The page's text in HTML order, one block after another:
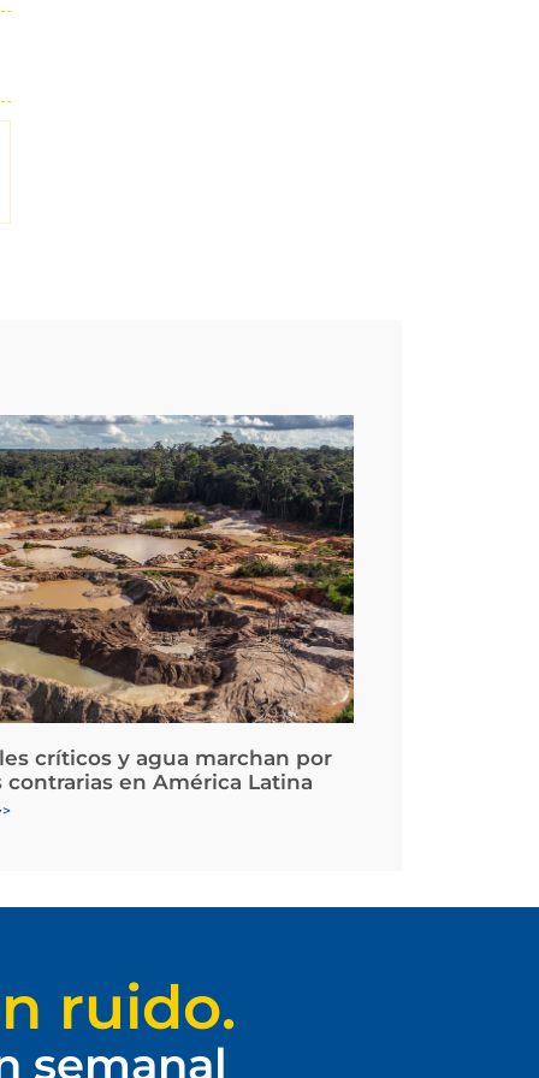
críticos y agua marchan por
contrarias en América Latina
ruido.
semanal